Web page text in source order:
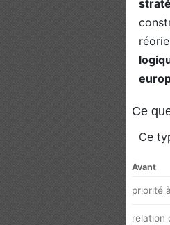
Ce
Ce
Avant
priorité
relation